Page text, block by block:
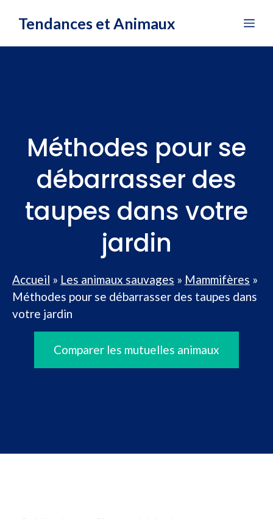
Tendances et Animaux
Méthodes pour se
débarrasser des
taupes dans votre
jardin
Accueil » Les animaux sauvages » Mammifères »
Méthodes pour se débarrasser des taupes dans
votre jardin
Comparer les mutuelles animaux